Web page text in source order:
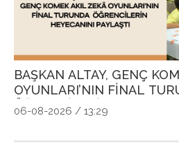
BAŞKAN ALTAY, GENÇ
OYUNLARI’NIN FİNAL
ÖĞRENCİLERİN
06-08-2026 / 13:29